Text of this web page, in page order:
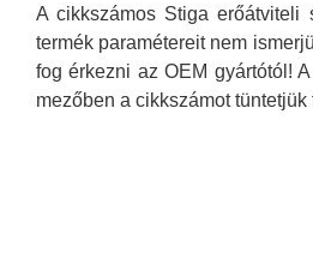
A cikkszámos Stiga erőátviteli
termék paramétereit nem
fog érkezni az OEM gyártótól!
mezőben a cikkszámot